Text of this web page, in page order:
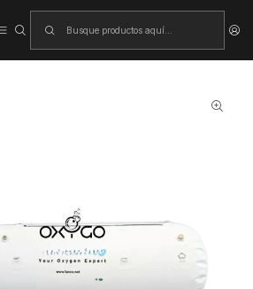
uDR L2 con Concentrador de Oxígeno
HBOT para Hogar y Clínica